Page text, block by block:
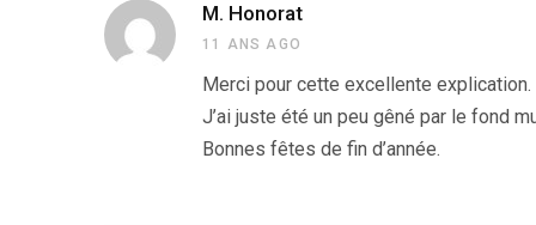
M. Honorat
11 ANS AGO
Merci pour cette excellente explication.
J’ai juste été un peu gêné par le fond
Bonnes fêtes de fin d’année.